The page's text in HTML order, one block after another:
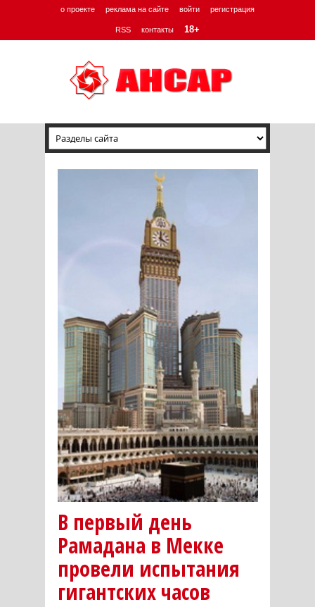
о проекте реклама на сайте войти регистрация
RSS контакты 18+
В первый день
Рамадана в Мекке
провели испытания
гигантских часов